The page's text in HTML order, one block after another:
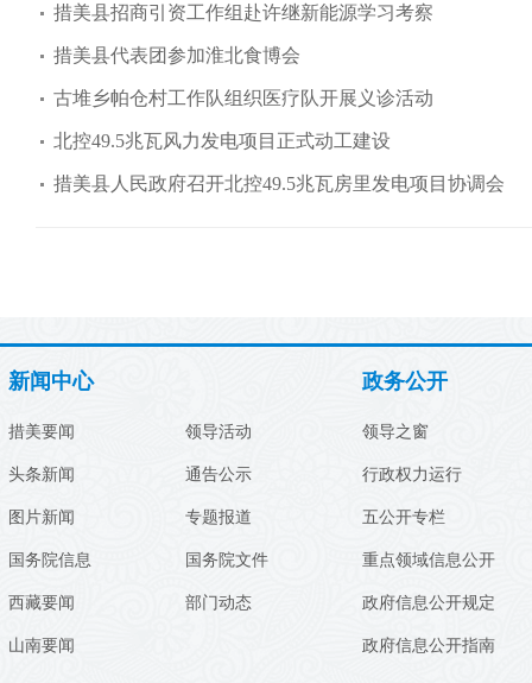
措美县招商引资工作组赴许继新能源学习考察
措美县代表团参加淮北食博会
古堆乡帕仓村工作队组织医疗队开展义诊活动
北控49.5兆瓦风力发电项目正式动工建设
措美县人民政府召开北控49.5兆瓦房里发电项目协调会
新闻中心
措美要闻
头条新闻
图片新闻
国务院信息
西藏要闻
山南要闻
领导活动
通告公示
专题报道
国务院文件
部门动态
政务公开
领导之窗
行政权力运行
五公开专栏
重点领域信息公开
政府信息公开规定
政府信息公开指南